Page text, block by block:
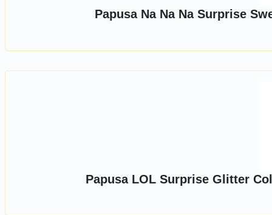
Papusa Na Na Na Surprise
Papusa LOL Surprise Glitter